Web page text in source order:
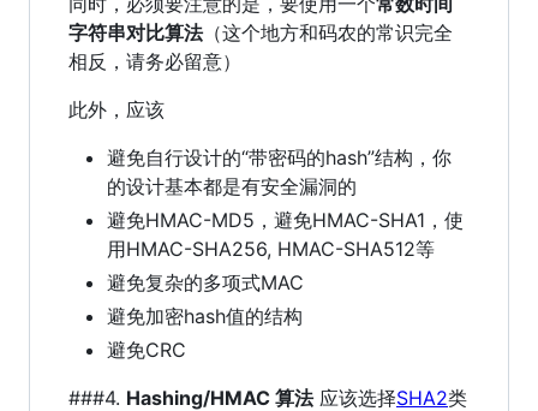
字符串对比算法（这个地方和码农的常识完全
相反，请务必留意）
此外，应该
避免自行设计的“带密码的hash”结构，你
的设计基本都是有安全漏洞的
避免HMAC-MD5，避免HMAC-SHA1，使
用HMAC-SHA256, HMAC-SHA512等
避免复杂的多项式MAC
避免加密hash值的结构
避免CRC
###4. Hashing/HMAC 算法应该选择SHA2类